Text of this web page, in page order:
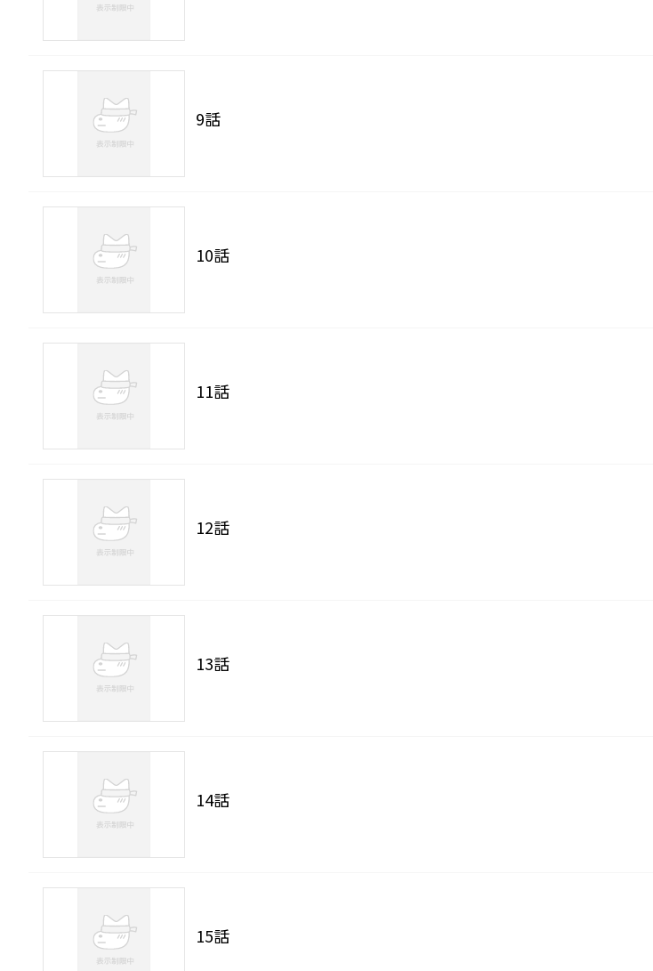
9話
10話
11話
12話
13話
14話
15話